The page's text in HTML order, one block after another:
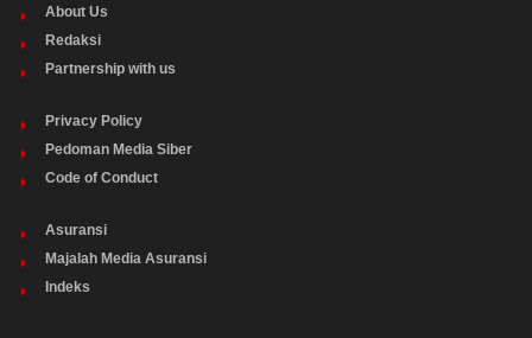
About Us
Redaksi
Partnership with us
Privacy Policy
Pedoman Media Siber
Code of Conduct
Asuransi
Majalah Media Asuransi
Indeks